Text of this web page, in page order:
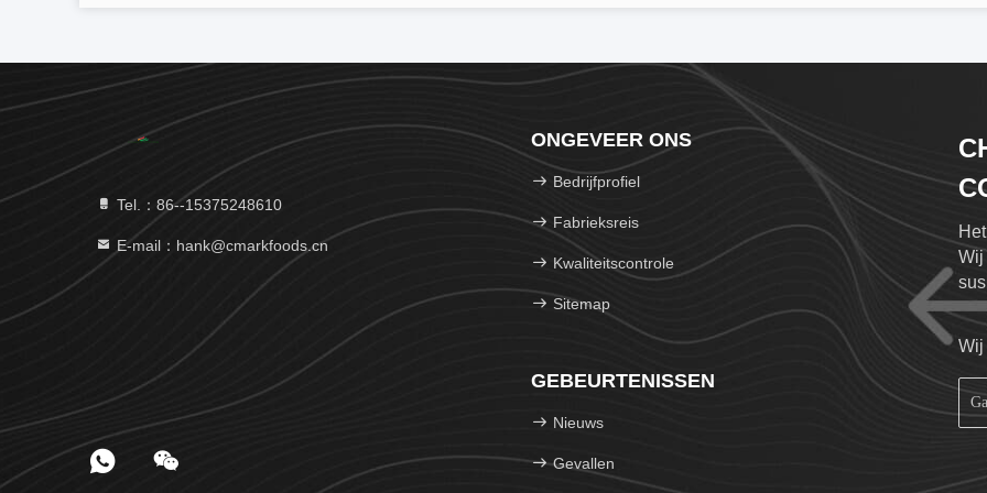
Tel.：86--15375248610
E-mail：hank@cmarkfoods.cn
ONGEVEER ONS
Bedrijfprofiel
Fabrieksreis
Kwaliteitscontrole
Sitemap
GEBEURTENISSEN
Nieuws
Gevallen
Wij
Wij